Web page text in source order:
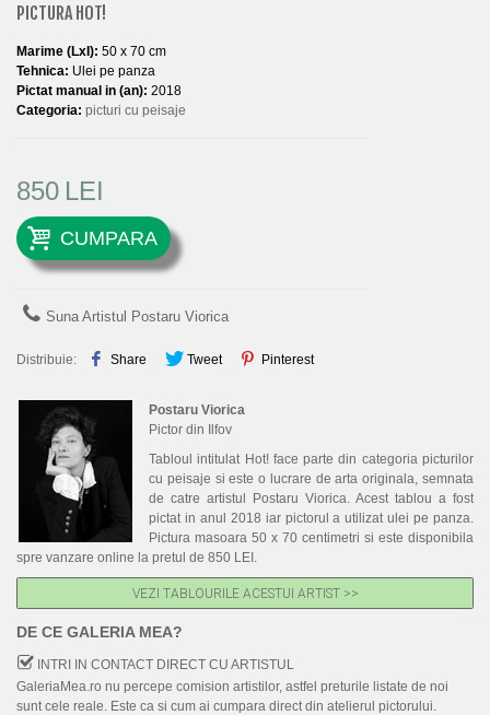
PICTURA HOT!
Marime (LxI): 50 x 70 cm
Tehnica: Ulei pe panza
Pictat manual in (an): 2018
Categoria: picturi cu peisaje
850 LEI
CUMPARA
Suna Artistul Postaru Viorica
Distribuie: Share Tweet Pinterest
Postaru Viorica
Pictor din Ilfov
Tabloul intitulat Hot! face parte din categoria picturilor
cu peisaje si este o lucrare de arta originala, semnata
de catre artistul Postaru Viorica. Acest tablou a fost
pictat in anul 2018 iar pictorul a utilizat ulei pe panza.
Pictura masoara 50 x 70 centimetri si este disponibila
spre vanzare online la pretul de 850 LEI.
VEZI TABLOURILE ACESTUI ARTIST >>
DE CE GALERIA MEA?
INTRI IN CONTACT DIRECT CU ARTISTUL
GaleriaMea.ro nu percepe comision artistilor, astfel preturile listate de noi
sunt cele reale. Este ca si cum ai cumpara direct din atelierul pictorului.